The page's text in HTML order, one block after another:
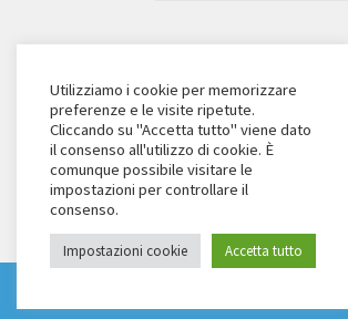
SPEDIZIONE GRATUITA IN TUTTA
Eurodolce Zanieri s.r.l.
Via Alfieri 18
Scandicci (FI)
Tel. 055 2571707
C.F. e P.IVA: 04904430487
Utilizziamo i cookie per memorizzare
preferenze e le visite ripetute.
Cliccando su "Accetta tutto" viene dato
il consenso all'utilizzo di cookie. È
comunque possibile visitare le
impostazioni per controllare il
consenso.
Impostazioni cookie Accetta tutto